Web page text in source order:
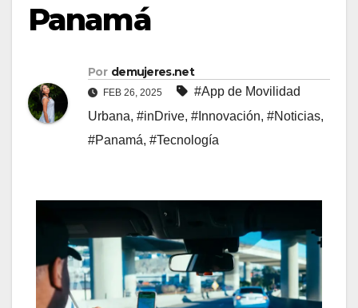
Panamá
Por demujeres.net
FEB 26, 2025
#App de Movilidad
Urbana, #inDrive, #Innovación, #Noticias,
#Panamá, #Tecnología